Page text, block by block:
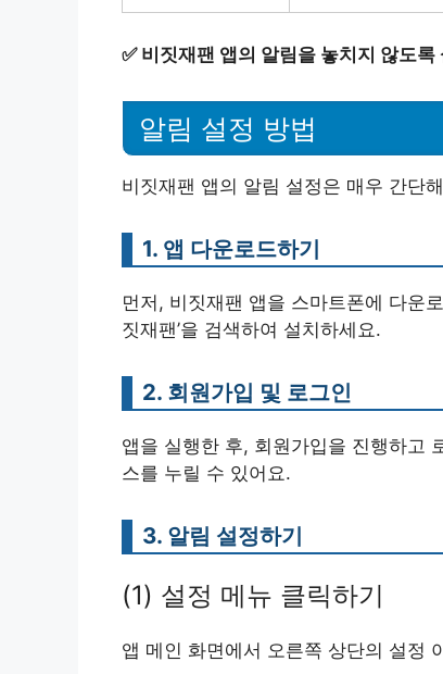
✅ 비짓재팬 앱의 알림을 놓치지 않도
알림 설정 방법
비짓재팬 앱의 알림 설정은 매우 간단
1. 앱 다운로드하기
먼저, 비짓재팬 앱을 스마트폰에 다운
짓재팬’을 검색하여 설치하세요.
2. 회원가입 및 로그인
앱을 실행한 후, 회원가입을 진행하고
스를 누릴 수 있어요.
3. 알림 설정하기
(1) 설정 메뉴 클릭하기
앱 메인 화면에서 오른쪽 상단의 설정